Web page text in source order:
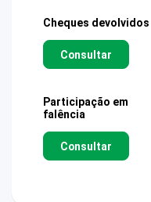
Cheques devolvidos
Consultar
Participação em
falência
Consultar